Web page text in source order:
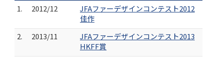
1.
2012/12
JFAファーデザインコンテスト2012
佳作
2.
2013/11
JFAファーデザインコンテスト2013
HKFF賞